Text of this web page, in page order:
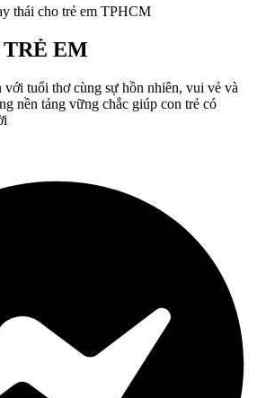
EM
tuổi thơ cùng sự hồn nhiên, vui vẻ và
nền tảng vững chắc giúp con trẻ có